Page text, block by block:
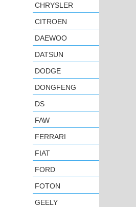
CHRYSLER
CITROEN
DAEWOO
DATSUN
DODGE
DONGFENG
DS
FAW
FERRARI
FIAT
FORD
FOTON
GEELY